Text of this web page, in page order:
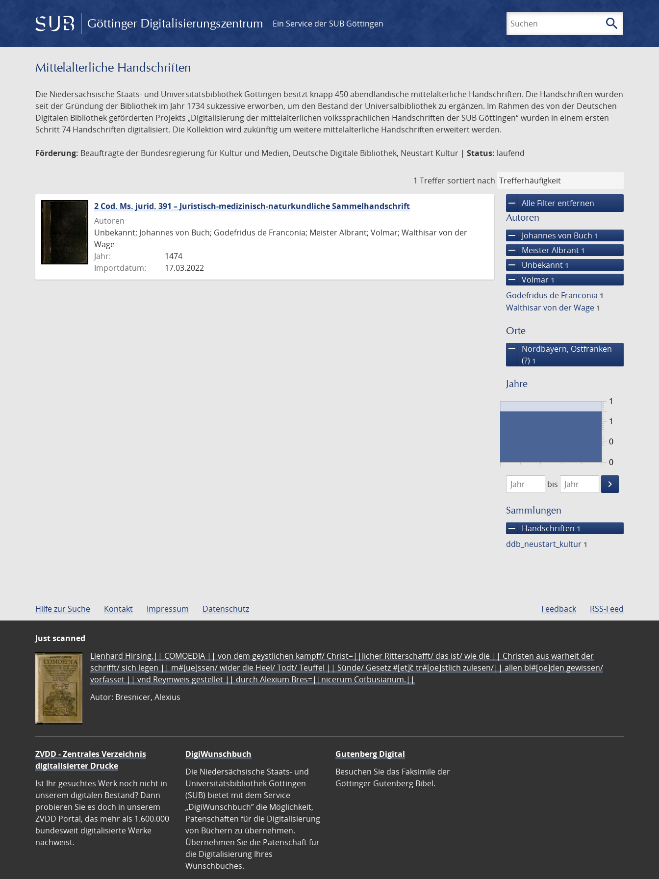
Göttinger Digitalisierungszentrum Ein Service der SUB Göttingen search
Mittelalterliche Handschriften
Die Niedersächsische Staats- und Universitätsbibliothek Göttingen besitzt knapp 450 abendländische mittelalterliche Handschriften. Die Handschriften wurden
seit der Gründung der Bibliothek im Jahr 1734 sukzessive erworben, um den Bestand der Universalbibliothek zu ergänzen. Im Rahmen des von der Deutschen
Digitalen Bibliothek geförderten Projekts „Digitalisierung der mittelalterlichen volkssprachlichen Handschriften der SUB Göttingen“ wurden in einem ersten
Schritt 74 Handschriften digitalisiert. Die Kollektion wird zukünftig um weitere mittelalterliche Handschriften erweitert werden.
Förderung: Beauftragte der Bundesregierung für Kultur und Medien, Deutsche Digitale Bibliothek, Neustart Kultur | Status: laufend
1 Treffer sortiert nach
remove Alle Filter entfernen
Autoren
remove Johannes von Buch 1
remove Meister Albrant 1
remove Unbekannt 1
remove Volmar 1
Godefridus de Franconia 1
Walthisar von der Wage 1
Orte
remove
Nordbayern, Ostfranken
(?) 1
Jahre
0
1
0
1
1474
1475
bis
keyboard_arrow_right
Suche
Sammlungen
remove Handschriften 1
ddb_neustart_kultur 1
2 Cod. Ms. jurid. 391 – Juristisch-medizinisch-naturkundliche Sammelhandschrift
Autoren
Unbekannt; Johannes von Buch; Godefridus de Franconia; Meister Albrant; Volmar; Walthisar von der
Wage
Jahr:
1474
Importdatum:
17.03.2022
Hilfe zur Suche Kontakt Impressum Datenschutz Feedback RSS-Feed
Just scanned
Lienhard Hirsing.|| COMOEDIA || von dem geystlichen kampff/ Christ=||licher Ritterschafft/ das ist/ wie die || Christen aus warheit der
schrifft/ sich legen || m#[ue]ssen/ wider die Heel/ Todt/ Teuffel || Sünde/ Gesetz #[et]c̃ tr#[oe]stlich zulesen/|| allen bl#[oe]den gewissen/
vorfasset || vnd Reymweis gestellet || durch Alexium Bres=||nicerum Cotbusianum.||
Autor: Bresnicer, Alexius
ZVDD - Zentrales Verzeichnis
digitalisierter Drucke
Ist Ihr gesuchtes Werk noch nicht in
unserem digitalen Bestand? Dann
probieren Sie es doch in unserem
ZVDD Portal, das mehr als 1.600.000
bundesweit digitalisierte Werke
nachweist.
DigiWunschbuch
Die Niedersächsische Staats- und
Universitätsbibliothek Göttingen
(SUB) bietet mit dem Service
„DigiWunschbuch” die Möglichkeit,
Patenschaften für die Digitalisierung
von Büchern zu übernehmen.
Übernehmen Sie die Patenschaft für
die Digitalisierung Ihres
Wunschbuches.
Gutenberg Digital
Besuchen Sie das Faksimile der
Göttinger Gutenberg Bibel.